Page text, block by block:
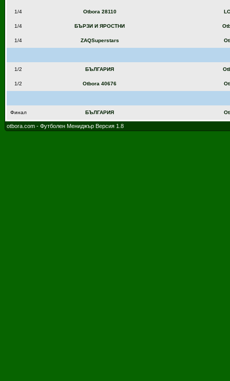
1/4 Otbora 28110
1/4 БЪРЗИ И ЯРОСТНИ
1/4 ZAQSuperstars
1/2 БЪЛГАРИЯ
1/2 Otbora 40676
Финал БЪЛГАРИЯ
otbora.com - Футболен Мениджър Версия 1.8